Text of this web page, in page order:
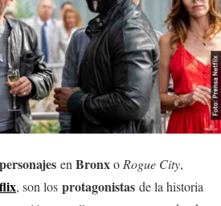
personajes en Bronxo Rogue City,
, son los protagonistas de la historia